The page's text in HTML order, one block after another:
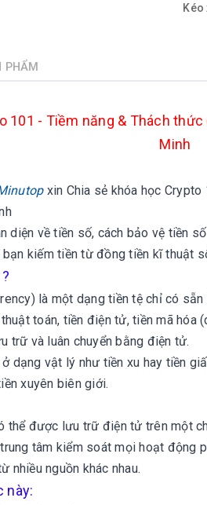
PHẨM
101 - Tiềm năng & Thách
Minh
xin Chia sẻ khóa học
diện về tiền số, cách bảo vệ tiền
bạn kiếm tiền từ đồng tiền kĩ thuật
là một dạng tiền tệ chỉ có
toán, tiền điện tử, tiền mã hóa
trữ và luân chuyển bằng điện tử.
dạng vật lý như tiền xu hay tiền
xuyên biên giới.
thể được lưu trữ điện tử trên một
tâm kiểm soát mọi hoạt động
nhiều nguồn khác nhau.
này: